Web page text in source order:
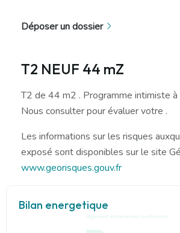
Déposer un dossier
T2 NEUF 44 mZ
T2 de 44 m2 . Programme intimiste à
Nous consulter pour évaluer votre .
Les informations sur les risques
exposé sont disponibles sur le site
www.georisques.gouv.fr
Bilan energetique